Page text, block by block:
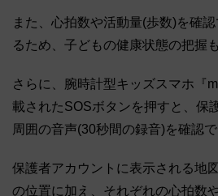
また、心拍数や活動量(歩数)を確
るため、子どもの健康状態の把握も
さらに、腕時計型キッズスマホ『
載されたSOSボタンを押すと、保
周囲の音声(30秒間の録音)を確認で
保護者アカウントに表示される地
の位置に加え、それぞれの心拍数